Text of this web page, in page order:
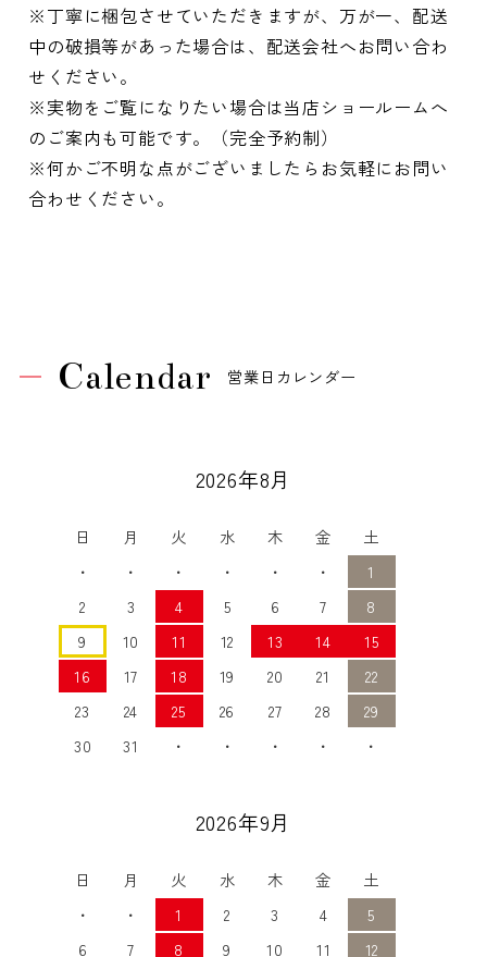
※丁寧に梱包させていただきますが、万が一、配送
中の破損等があった場合は、配送会社へお問い合わ
せください。
※実物をご覧になりたい場合は当店ショールームへ
のご案内も可能です。（完全予約制）
※何かご不明な点がございましたらお気軽にお問い
合わせください。
Calendar 営業日カレンダー
2026年8月
日 月 火 水 木 金
土
・
・ ・ ・ ・ ・
1
2
3 4 5 6 7
8
9
10 11 12 13 14
15
16
17 18 19 20 21
22
23
24 25 26 27 28
29
30
31 ・ ・ ・ ・ ・
2026年9月
日 月 火 水 木 金
土
・
・ 1 2 3 4
5
6
7 8 9 10 11
12